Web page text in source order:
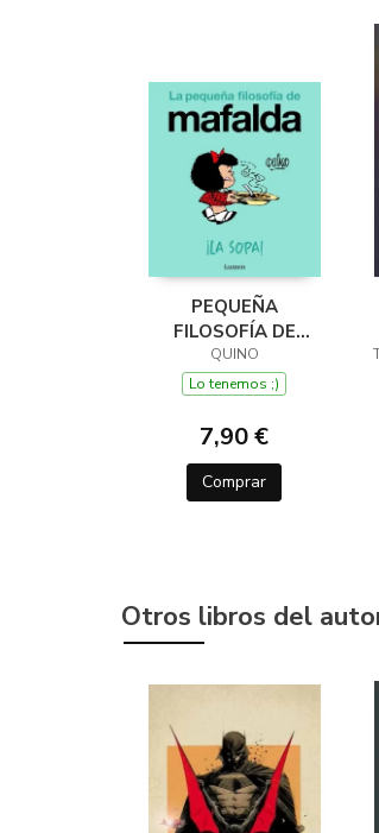
PEQUEÑA
FILOSOFÍA DE
MAFALDA ¡LA SOPA!
QUINO
Lo tenemos ;)
7,90 €
Comprar
Otros libros del